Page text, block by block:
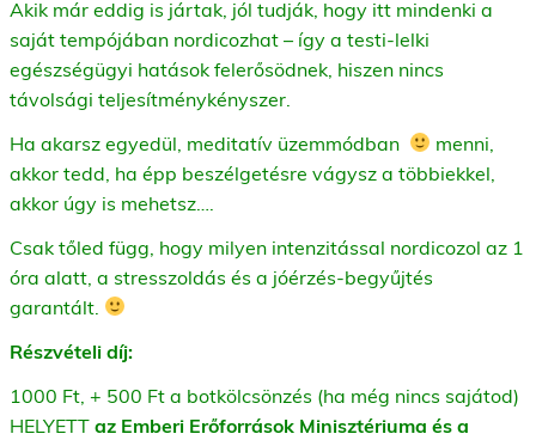
Akik már eddig is jártak, jól tudják, hogy itt mindenki a
saját tempójában nordicozhat – így a testi-lelki
egészségügyi hatások felerősödnek, hiszen nincs
távolsági teljesítménykényszer.
Ha akarsz egyedül, meditatív üzemmódban
menni,
akkor tedd, ha épp beszélgetésre vágysz a többiekkel,
akkor úgy is mehetsz….
Csak tőled függ, hogy milyen intenzitással nordicozol az 1
óra alatt, a stresszoldás és a jóérzés-begyűjtés
garantált.
Részvételi díj:
1000 Ft, + 500 Ft a botkölcsönzés (ha még nincs sajátod)
HELYETT az Emberi Erőforrások Minisztériuma és a